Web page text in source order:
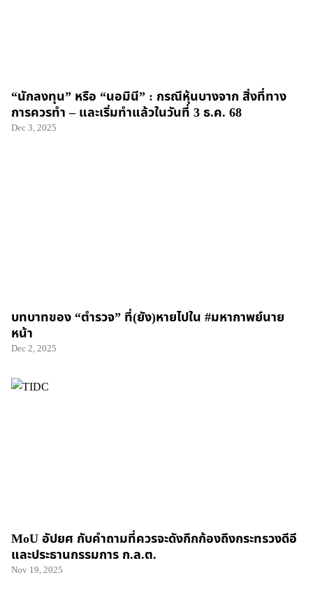
“นักลงทุน” หรือ “นอมินี” : กรณีหุ้นบางจาก สิ่งที่ทาง
การควรทำ – และเริ่มทำแล้วในวันที่ 3 ธ.ค. 68
Dec 3, 2025
บทบาทของ “ตำรวจ” ที่(ยัง)หายไปใน #มหากาพย์นาย
หน้า
Dec 2, 2025
MoU อัปยศ กับคำถามที่ควรจะดังกึกก้องถึงกระทรวงดีอี
และประธานกรรมการ ก.ล.ต.
Nov 19, 2025